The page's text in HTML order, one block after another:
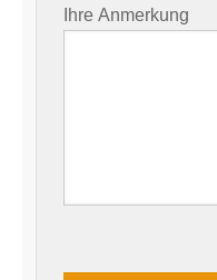
Ihre Anmerkung